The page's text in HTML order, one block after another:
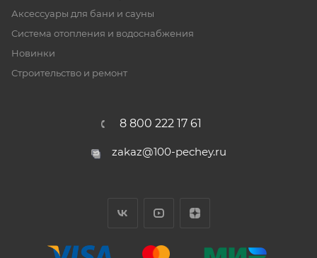
Аксессуары для бани и сауны
Система отопления и водоснабжения
Новинки
Строительство и ремонт
8 800 222 17 61
zakaz@100-pechey.ru